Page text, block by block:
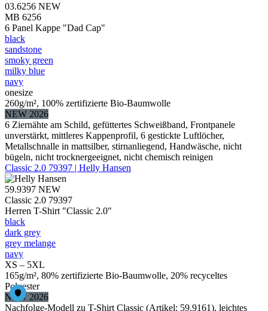
03.6256 NEW
MB 6256
6 Panel Kappe "Dad Cap"
black
sandstone
smoky green
milky blue
navy
onesize
260g/m², 100% zertifizierte Bio-Baumwolle
NEW 2026
6 Ziernähte am Schild, gefüttertes Schweißband, Frontpanele
unverstärkt, mittleres Kappenprofil, 6 gestickte Luftlöcher,
Metallschnalle in mattsilber, stirnanliegend, Handwäsche, nicht
bügeln, nicht trocknergeeignet, nicht chemisch reinigen
Classic 2.0 79397 | Helly Hansen
59.9397 NEW
Classic 2.0 79397
Herren T-Shirt "Classic 2.0"
black
dark grey
grey melange
navy
XS – 5XL
165g/m², 80% zertifizierte Bio-Baumwolle, 20% recyceltes
Polyester
NEW 2026
Nachfolge-Modell zu T-Shirt Classic (Artikel: 59.9161), leichtes